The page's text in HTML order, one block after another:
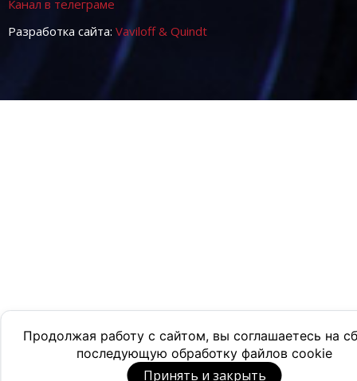
Продолжая работу с сайтом, вы соглашаетесь на
последующую обработку файлов cookie
Принять и закрыть
Канал в телеграме
Разработка сайта: Vaviloff & Quindt